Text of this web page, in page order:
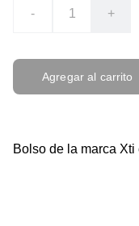
- +
Agregar al carrito
Bolso de la marca